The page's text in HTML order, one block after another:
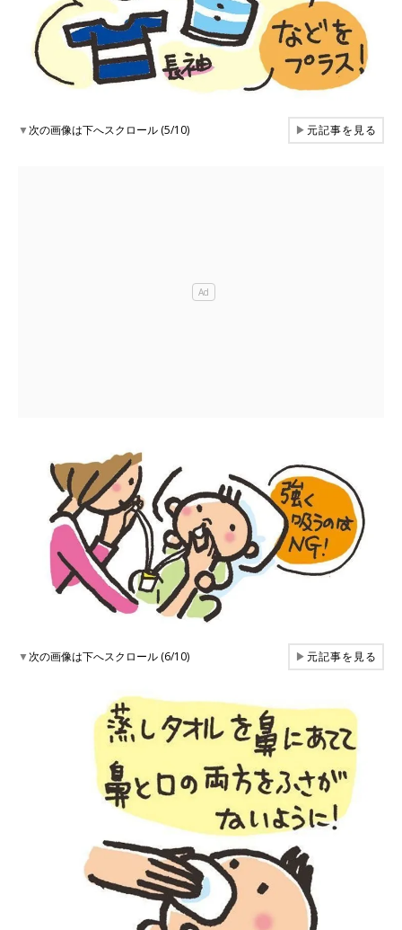
▼次の画像は下へスクロール (5/10) ▶元記事を見る
▼次の画像は下へスクロール (6/10) ▶元記事を見る